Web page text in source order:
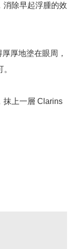
消除早起浮腫的效
厚地塗在眼周，
抹上一層 Clarins